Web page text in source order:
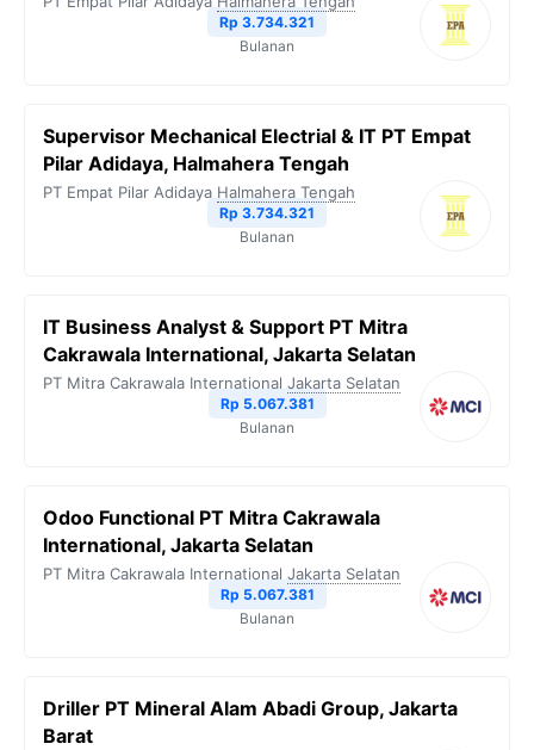
Rp 3.734.321
Bulanan
Supervisor Mechanical Electrial & IT PT Empat
Pilar Adidaya, Halmahera Tengah
PT Empat Pilar Adidaya Halmahera Tengah
Rp 3.734.321
Bulanan
IT Business Analyst & Support PT Mitra
Cakrawala International, Jakarta Selatan
PT Mitra Cakrawala International Jakarta Selatan
Rp 5.067.381
Bulanan
Odoo Functional PT Mitra Cakrawala
International, Jakarta Selatan
PT Mitra Cakrawala International Jakarta Selatan
Rp 5.067.381
Bulanan
Driller PT Mineral Alam Abadi Group, Jakarta
Barat